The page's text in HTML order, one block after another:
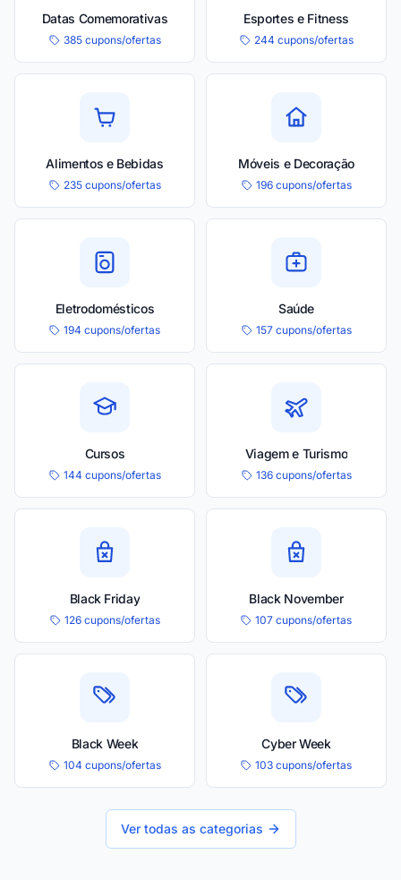
Datas Comemorativas
385 cupons/ofertas
Esportes e Fitness
244 cupons/ofertas
Alimentos e Bebidas
235 cupons/ofertas
Móveis e Decoração
196 cupons/ofertas
Eletrodomésticos
194 cupons/ofertas
Saúde
157 cupons/ofertas
Cursos
144 cupons/ofertas
Viagem e Turismo
136 cupons/ofertas
Black Friday
126 cupons/ofertas
Black November
107 cupons/ofertas
Black Week
104 cupons/ofertas
Cyber Week
103 cupons/ofertas
Ver todas as categorias